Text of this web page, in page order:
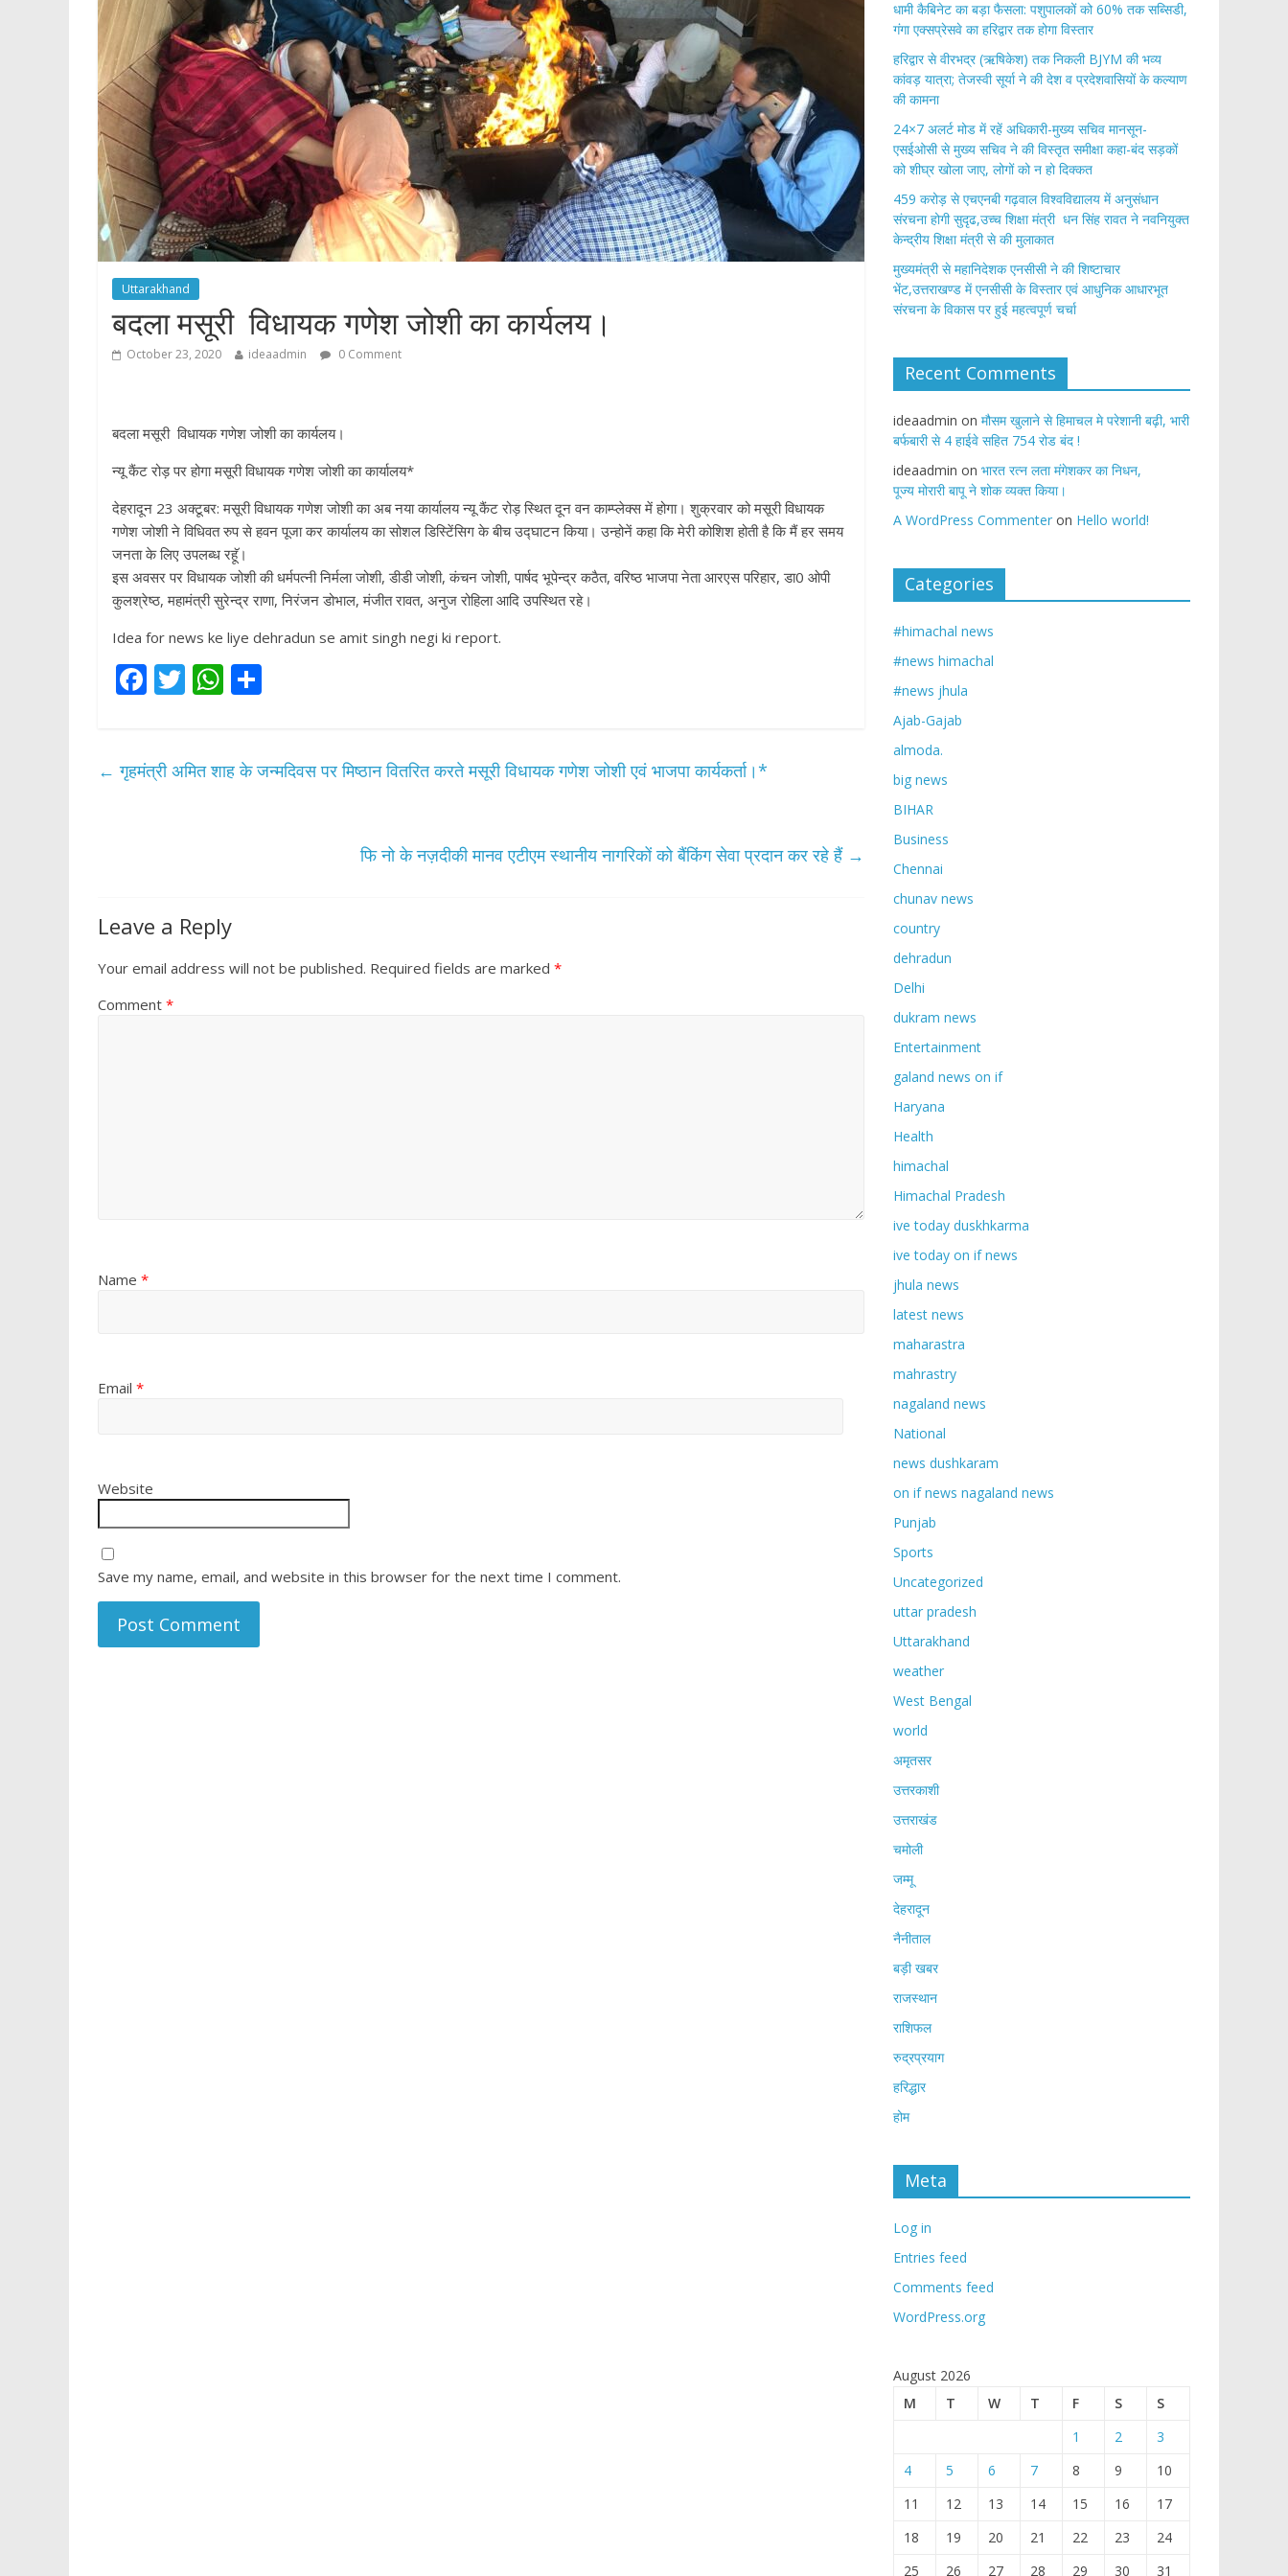
Uttarakhand
बदला मसूरी विधायक गणेश जोशी का कार्यलय।
October 23, 2020 ideaadmin 0 Comment
बदला मसूरी विधायक गणेश जोशी का कार्यलय।
न्यू कैंट रोड़ पर होगा मसूरी विधायक गणेश जोशी का कार्यालय*
देहरादून 23 अक्टूबर: मसूरी विधायक गणेश जोशी का अब नया कार्यालय न्यू कैंट रोड़ स्थित दून वन काम्प्लेक्स में होगा। शुक्रवार को मसूरी विधायक
गणेश जोशी ने विधिवत रुप से हवन पूजा कर कार्यालय का सोशल डिस्टिेंसिग के बीच उद्घाटन किया। उन्होनें कहा कि मेरी कोशिश होती है कि मैं हर समय
जनता के लिए उपलब्ध रहॅू।
इस अवसर पर विधायक जोशी की धर्मपत्नी निर्मला जोशी, डीडी जोशी, कंचन जोशी, पार्षद भूपेन्द्र कठैत, वरिष्ठ भाजपा नेता आरएस परिहार, डा0 ओपी
कुलश्रेष्ठ, महामंत्री सुरेन्द्र राणा, निरंजन डोभाल, मंजीत रावत, अनुज रोहिला आदि उपस्थित रहे।
Idea for news ke liye dehradun se amit singh negi ki report.
F
b
T
er
W
s e
← गृहमंत्री अमित शाह के जन्मदिवस पर मिष्ठान वितरित करते मसूरी विधायक गणेश जोशी एवं भाजपा कार्यकर्ता।*
फि नो के नज़दीकी मानव एटीएम स्थानीय नागरिकों को बैंकिंग सेवा प्रदान कर रहे हैं →
Leave a Reply
Your email address will not be published. Required fields are marked *
Comment *
Name *
Email *
Website
Save my name, email, and website in this browser for the next time I comment.
​धामी कैबिनेट का बड़ा फैसला: पशुपालकों को 60% तक सब्सिडी,
गंगा एक्सप्रेसवे का हरिद्वार तक होगा विस्तार
​हरिद्वार से वीरभद्र (ऋषिकेश) तक निकली BJYM की भव्य
कांवड़ यात्रा; तेजस्वी सूर्या ने की देश व प्रदेशवासियों के कल्याण
की कामना
24×7 अलर्ट मोड में रहें अधिकारी-मुख्य सचिव मानसून-
एसईओसी से मुख्य सचिव ने की विस्तृत समीक्षा कहा-बंद सड़कों
को शीघ्र खोला जाए, लोगों को न हो दिक्कत
459 करोड़ से एचएनबी गढ़वाल विश्वविद्यालय में अनुसंधान
संरचना होगी सुदृढ,उच्च शिक्षा मंत्री धन सिंह रावत ने नवनियुक्त
केन्द्रीय शिक्षा मंत्री से की मुलाकात
मुख्यमंत्री से महानिदेशक एनसीसी ने की शिष्टाचार
भेंट,उत्तराखण्ड में एनसीसी के विस्तार एवं आधुनिक आधारभूत
संरचना के विकास पर हुई महत्वपूर्ण चर्चा
Recent Comments
ideaadmin on मौसम खुलाने से हिमाचल मे परेशानी बढ़ी, भारी
बर्फबारी से 4 हाईवे सहित 754 रोड बंद !
ideaadmin on भारत रत्न लता मंगेशकर का निधन,
पूज्य मोरारी बापू ने शोक व्यक्त किया।
A WordPress Commenter on Hello world!
Categories
#himachal news
#news himachal
#news jhula
Ajab-Gajab
almoda.
big news
BIHAR
Business
Chennai
chunav news
country
dehradun
Delhi
dukram news
Entertainment
galand news on if
Haryana
Health
himachal
Himachal Pradesh
ive today duskhkarma
ive today on if news
jhula news
latest news
maharastra
mahrastry
nagaland news
National
news dushkaram
on if news nagaland news
Punjab
Sports
Uncategorized
uttar pradesh
Uttarakhand
weather
West Bengal
world
अमृतसर
उत्तरकाशी
उत्तराखंड
चमोली
जम्मू
देहरादून
नैनीताल
बड़ी खबर
राजस्थान
राशिफल
रुद्रप्रयाग
हरिद्धार
होम
Meta
Log in
Entries feed
Comments feed
WordPress.org
August 2026
M
T W T F S
S
1
2
3
4
5 6 7 8 9
10
11
12 13 14 15 16
17
18
19 20 21 22 23
24
25
26 27 28 29 30 31